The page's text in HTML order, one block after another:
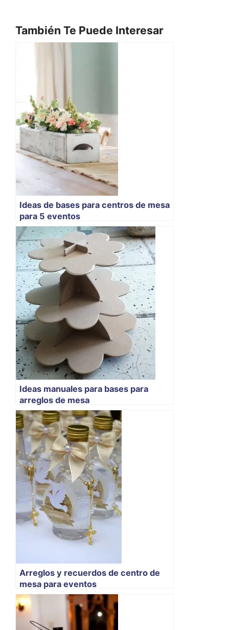
También Te Puede Interesar
Ideas de bases para centros de mesa
para 5 eventos
Ideas manuales para bases para
arreglos de mesa
Arreglos y recuerdos de centro de
mesa para eventos